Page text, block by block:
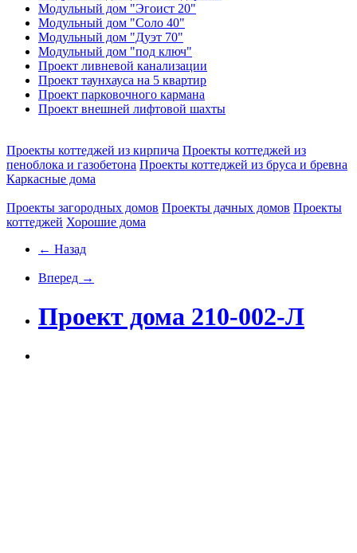
Модульный дом "Эгоист 20"
Модульный дом "Соло 40"
Модульный дом "Дуэт 70"
Модульный дом "под ключ"
Проект ливневой канализации
Проект таунхауса на 5 квартир
Проект парковочного кармана
Проект внешней лифтовой шахты
Проекты коттеджей из кирпича Проекты коттеджей из
пеноблока и газобетона Проекты коттеджей из бруса и бревна
Каркасные дома
Проекты загородных домов Проекты дачных домов Проекты
коттеджей Хорошие дома
← Назад
Вперед →
Проект дома 210-002-Л